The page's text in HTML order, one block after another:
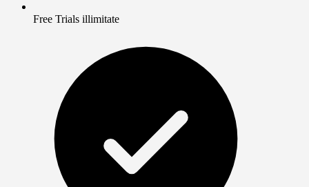
Free Trials illimitate